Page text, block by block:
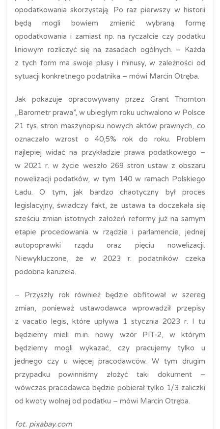
opodatkowania skorzystają. Po raz pierwszy w historii
będą mogli bowiem zmienić wybraną formę
opodatkowania i zamiast np. na ryczałcie czy podatku
liniowym rozliczyć się na zasadach ogólnych. – Każda
z tych form ma swoje plusy i minusy, w zależności od
sytuacji konkretnego podatnika – mówi Marcin Otręba.
Jak pokazuje opracowywany przez Grant Thornton
„Barometr prawa”, w ubiegłym roku uchwalono w Polsce
21 tys. stron maszynopisu nowych aktów prawnych, co
oznaczało wzrost o 40,5% rok do roku. Problem
najlepiej widać na przykładzie prawa podatkowego –
w 2021 r. w życie weszło 269 stron ustaw z obszaru
nowelizacji podatków, w tym 140 w ramach Polskiego
Ładu. O tym, jak bardzo chaotyczny był proces
legislacyjny, świadczy fakt, że ustawa ta doczekała się
sześciu zmian istotnych założeń reformy już na samym
etapie procedowania w rządzie i parlamencie, jednej
autopoprawki rządu oraz pięciu nowelizacji.
Niewykluczone, że w 2023 r. podatników czeka
podobna karuzela.
– Przyszły rok również będzie obfitował w szereg
zmian, ponieważ ustawodawca wprowadził przepisy
z vacatio legis, które upływa 1 stycznia 2023 r. I tu
będziemy mieli m.in. nowy wzór PIT-2, w którym
będziemy mogli wykazać, czy pracujemy tylko u
jednego czy u więcej pracodawców. W tym drugim
przypadku powinniśmy złożyć taki dokument –
wówczas pracodawca będzie pobierał tylko 1/3 zaliczki
od kwoty wolnej od podatku – mówi Marcin Otręba.
fot. pixabay.com